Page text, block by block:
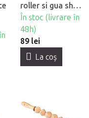
roller si gua sha
Jadeite
În stoc (livrare în
48h)
89 lei
La coş